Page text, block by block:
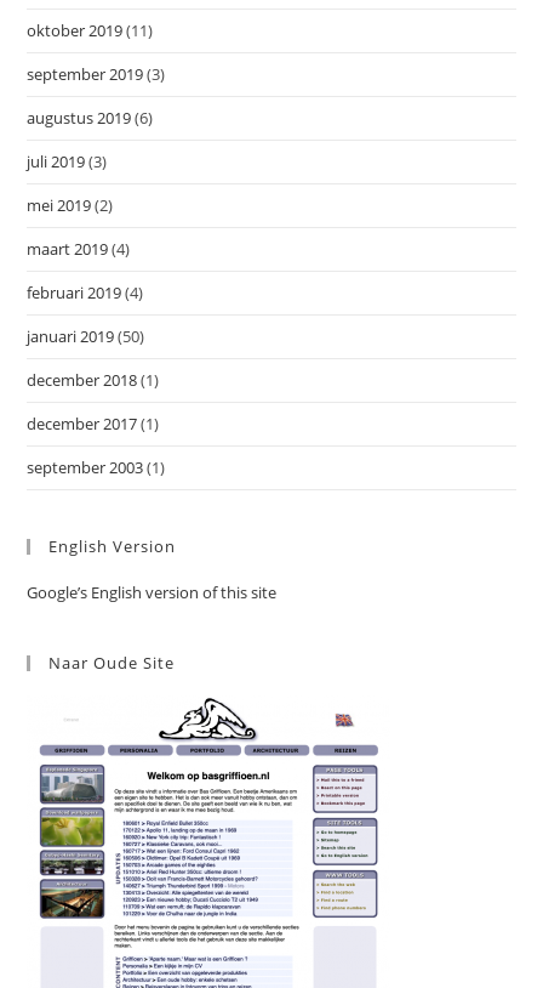
oktober 2019(11)
september 2019(3)
augustus 2019(6)
juli 2019(3)
mei 2019(2)
maart 2019(4)
februari 2019(4)
januari 2019(50)
december 2018(1)
december 2017(1)
september 2003(1)
English Version
Google’s English version of this site
Naar Oude Site